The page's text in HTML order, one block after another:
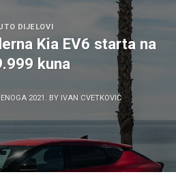
DIJELOVI
Kia EV6 starta na
kuna
2021. BY IVAN CVETKOVIĆ